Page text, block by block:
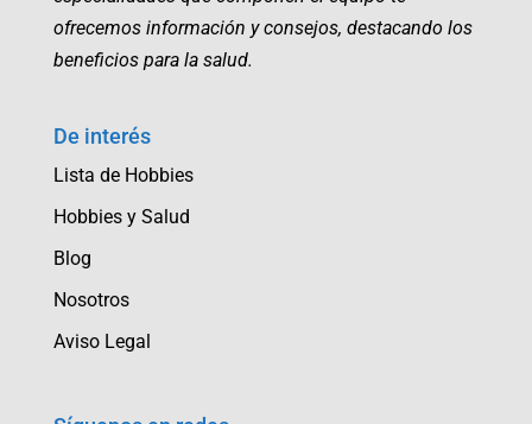
ofrecemos información y consejos, destacando los
beneficios para la salud.
De interés
Lista de Hobbies
Hobbies y Salud
Blog
Nosotros
Aviso Legal